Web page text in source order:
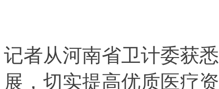
记者从河南省卫计委获
展，切实提高优质医疗